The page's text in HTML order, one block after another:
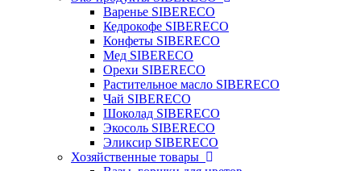
Варенье SIBERECO
Кедрокофе SIBERECO
Конфеты SIBERECO
Мед SIBERECO
Орехи SIBERECO
Растительное масло SIBERECO
Чай SIBERECO
Шоколад SIBERECO
Экосоль SIBERECO
Эликсир SIBERECO
Хозяйственные товары